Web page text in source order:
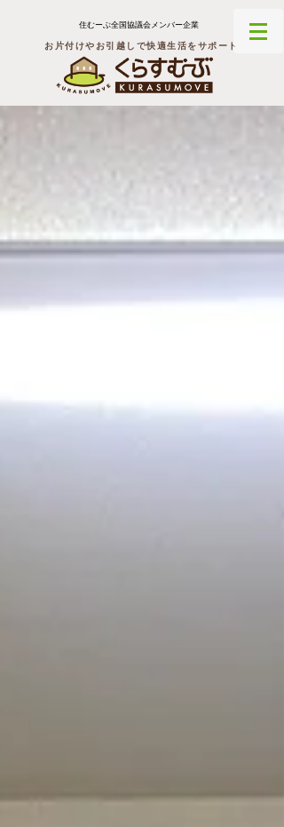
住むーぶ全国協議会メンバー企業
お片付けやお引越しで快適生活をサポート